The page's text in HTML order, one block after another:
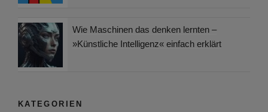
Wie Maschinen das denken lernten –
»Künstliche Intelligenz« einfach erklärt
KATEGORIEN